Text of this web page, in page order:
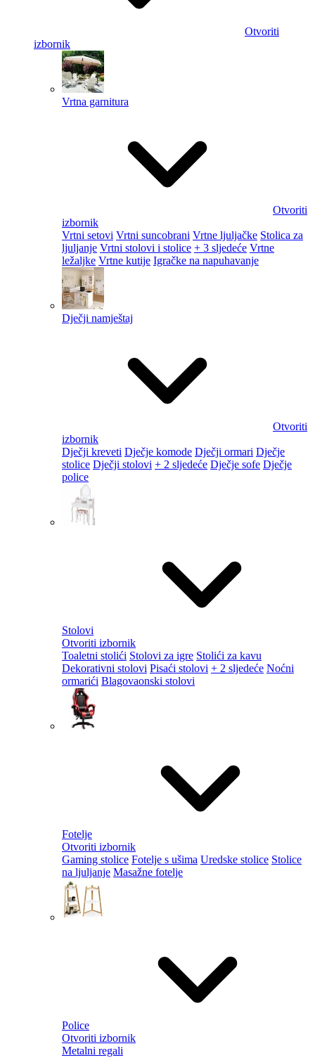
Otvoriti
izbornik
Vrtna garnitura
Otvoriti
izbornik
Vrtni setovi Vrtni suncobrani Vrtne ljuljačke Stolica za
ljuljanje Vrtni stolovi i stolice + 3 sljedeće Vrtne
ležaljke Vrtne kutije Igračke na napuhavanje
Dječji namještaj
Otvoriti
izbornik
Dječji kreveti Dječje komode Dječji ormari Dječje
stolice Dječji stolovi + 2 sljedeće Dječje sofe Dječje
police
Stolovi
Otvoriti izbornik
Toaletni stolići Stolovi za igre Stolići za kavu
Dekorativni stolovi Pisaći stolovi + 2 sljedeće Noćni
ormarići Blagovaonski stolovi
Fotelje
Otvoriti izbornik
Gaming stolice Fotelje s ušima Uredske stolice Stolice
na ljuljanje Masažne fotelje
Police
Otvoriti izbornik
Metalni regali